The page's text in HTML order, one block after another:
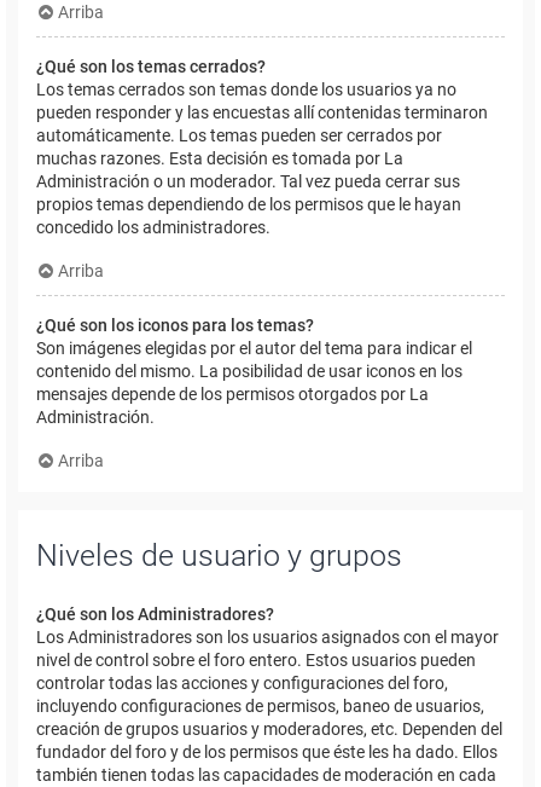
Arriba
¿Qué son los temas cerrados?
Los temas cerrados son temas donde los usuarios ya no
pueden responder y las encuestas allí contenidas terminaron
automáticamente. Los temas pueden ser cerrados por
muchas razones. Esta decisión es tomada por La
Administración o un moderador. Tal vez pueda cerrar sus
propios temas dependiendo de los permisos que le hayan
concedido los administradores.
Arriba
¿Qué son los iconos para los temas?
Son imágenes elegidas por el autor del tema para indicar el
contenido del mismo. La posibilidad de usar iconos en los
mensajes depende de los permisos otorgados por La
Administración.
Arriba
Niveles de usuario y grupos
¿Qué son los Administradores?
Los Administradores son los usuarios asignados con el mayor
nivel de control sobre el foro entero. Estos usuarios pueden
controlar todas las acciones y configuraciones del foro,
incluyendo configuraciones de permisos, baneo de usuarios,
creación de grupos usuarios y moderadores, etc. Dependen del
fundador del foro y de los permisos que éste les ha dado. Ellos
también tienen todas las capacidades de moderación en cada